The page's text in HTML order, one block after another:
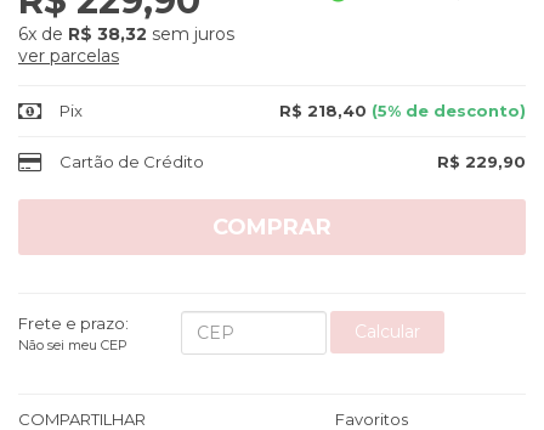
6x de R$ 38,32 sem juros
ver parcelas
Pix R$ 218,40 (5% de desconto)
Cartão de Crédito R$ 229,90
COMPRAR
Frete e prazo:
Não sei meu CEP
Calcular
COMPARTILHAR Favoritos